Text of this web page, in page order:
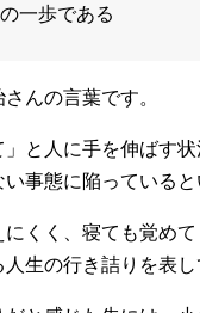
一歩である
んの言葉です。
」と人に手を伸ばす
事態に陥っていると
くく、寝ても覚め
生の行き詰りを表し